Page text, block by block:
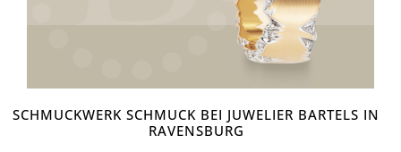
SCHMUCKWERK SCHMUCK BEI JUWELIER BARTELS IN
RAVENSBURG